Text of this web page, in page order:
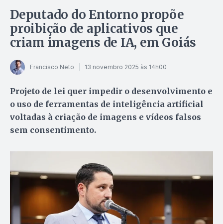
Deputado do Entorno propõe
proibição de aplicativos que
criam imagens de IA, em Goiás
Francisco Neto 13 novembro 2025 às 14h00
Projeto de lei quer impedir o desenvolvimento e
o uso de ferramentas de inteligência artificial
voltadas à criação de imagens e vídeos falsos
sem consentimento.